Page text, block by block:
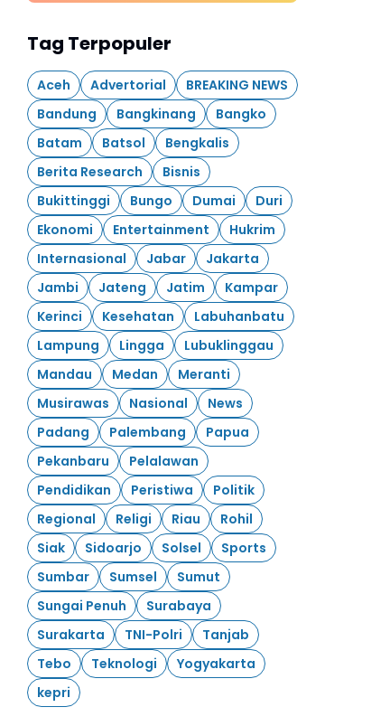
Tag Terpopuler
Aceh Advertorial
BREAKING NEWS
Bandung
Bangkinang
Bangko
Batam
Batsol
Bengkalis
Berita Research
Bisnis
Bukittinggi
Bungo Dumai
Duri
Ekonomi
Entertainment
Hukrim
Internasional
Jabar
Jakarta
Jambi
Jateng Jatim
Kampar
Kerinci
Kesehatan
Labuhanbatu
Lampung
Lingga
Lubuklinggau
Mandau
Medan
Meranti
Musirawas
Nasional
News
Padang
Palembang
Papua
Pekanbaru
Pelalawan
Pendidikan
Peristiwa
Politik
Regional
Religi Riau
Rohil
Siak
Sidoarjo Solsel
Sports
Sumbar
Sumsel
Sumut
Sungai Penuh
Surabaya
Surakarta
TNI-Polri
Tanjab
Tebo
Teknologi
Yogyakarta
kepri